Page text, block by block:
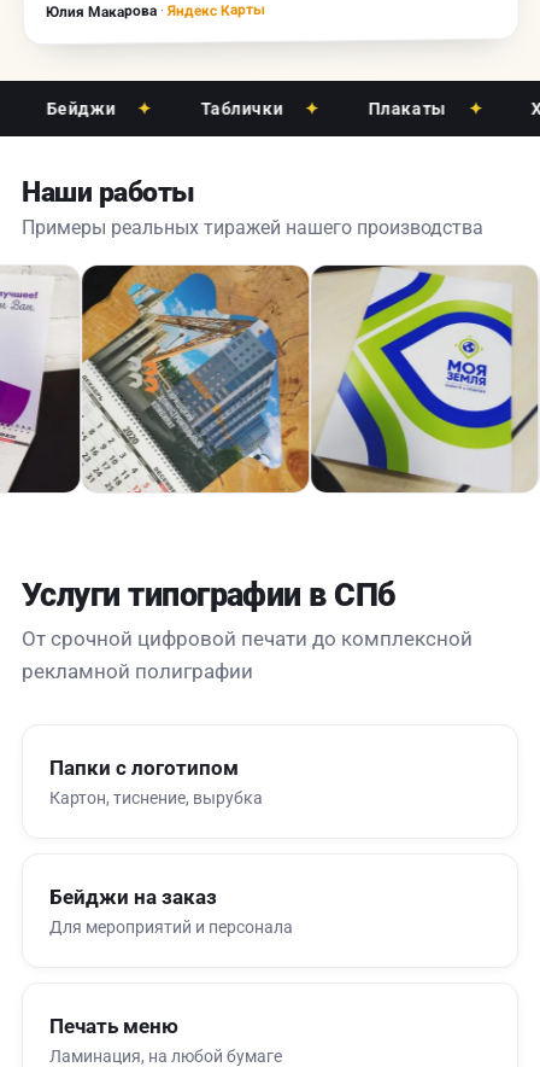
Юлия Макарова· Яндекс Карты
Бейджи ✦ Таблички ✦ Плакаты ✦
Наши работы
Примеры реальных тиражей нашего производства
Услуги типографии в СПб
От срочной цифровой печати до комплексной
рекламной полиграфии
Папки с логотипом
Картон, тиснение, вырубка
Бейджи на заказ
Для мероприятий и персонала
Печать меню
Ламинация, на любой бумаге